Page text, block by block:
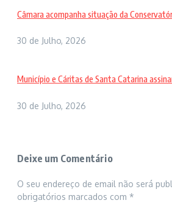
Câmara acompanha situação da
30 de Julho, 2026
Município e Cáritas de Santa Catarina
30 de Julho, 2026
Deixe um Comentário
O seu endereço de email não será
obrigatórios marcados com *